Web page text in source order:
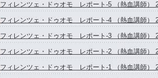
フィレンツェ・ドゥオモ レポート-5 （熱血講師）
フィレンツェ・ドゥオモ レポート-4 （熱血講師）
フィレンツェ・ドゥオモ レポート-3 （熱血講師）
フィレンツェ・ドゥオモ レポート-2 （熱血講師）
フィレンツェ・ドゥオモ レポート-1 （熱血講師）